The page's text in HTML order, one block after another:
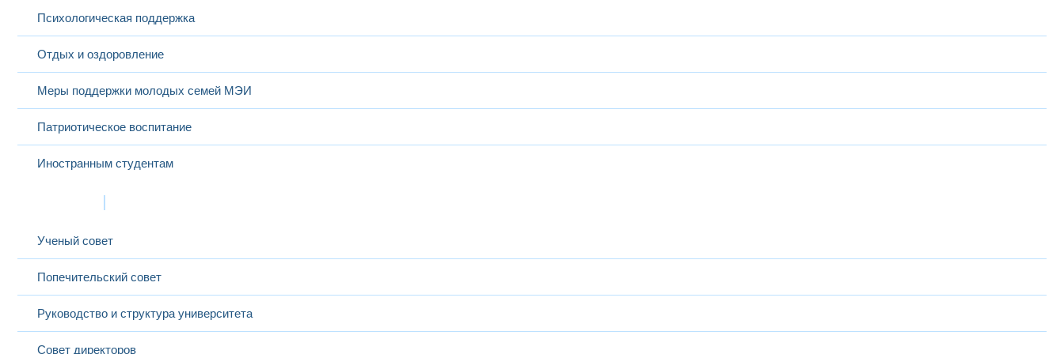
Психологическая поддержка
Отдых и оздоровление
Меры поддержки молодых семей МЭИ
Патриотическое воспитание
Иностранным студентам
Ученый совет
Попечительский совет
Руководство и структура университета
Совет директоров